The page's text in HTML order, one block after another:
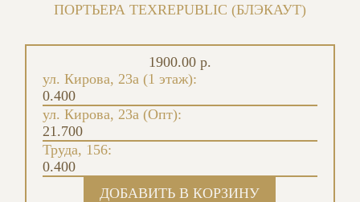
ПОРТЬЕРА TEXREPUBLIC (БЛЭКАУТ)
Труда, 156:
0.400
ул. Кирова, 23а (Опт):
21.700
ул. Кирова, 23а (1 этаж):
0.400
1900.00 р.